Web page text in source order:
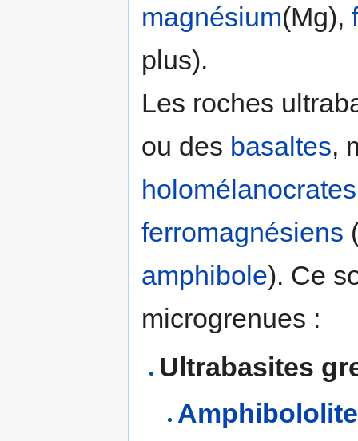
magnésium(Mg),
plus).
Les roches
ou des basaltes,
holomélanocrates
ferromagnésiens
amphibole). Ce
microgrenues :
Ultrabasites